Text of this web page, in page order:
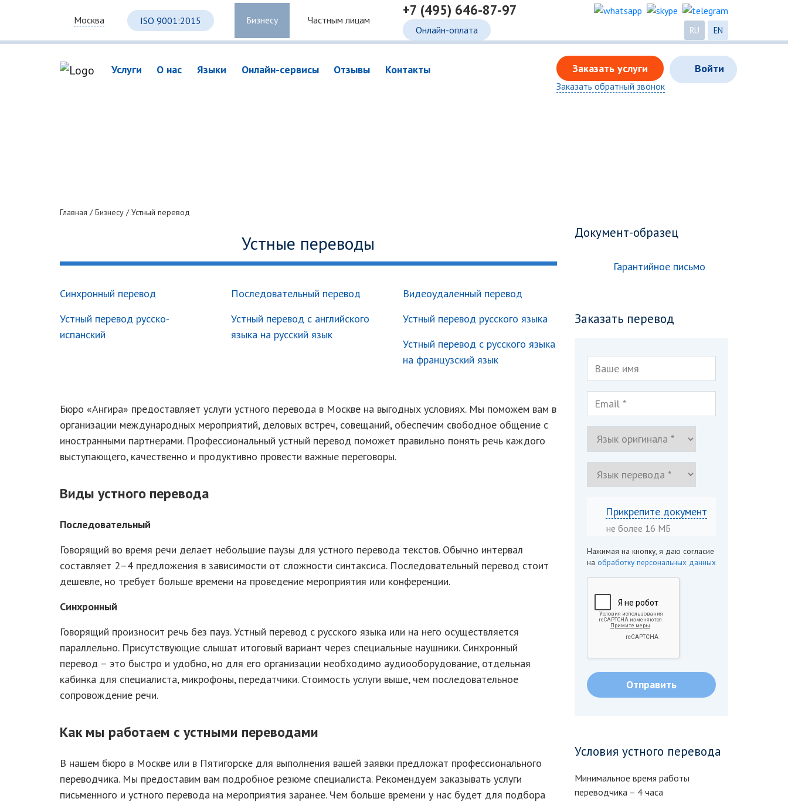
Москва ISO 9001:2015 Бизнесу Частным лицам
+7 (495) 646-87-97
Онлайн-оплата RU EN
Услуги О нас Языки Онлайн-сервисы Отзывы Контакты Заказать услуги Войти
Заказать обратный звонок
Главная /Бизнесу /Устный перевод
Устные переводы
Синхронный перевод
Устный перевод русско-
испанский
Последовательный перевод
Устный перевод с английского
языка на русский язык
Видеоудаленный перевод
Устный перевод русского языка
Устный перевод с русского языка
на французский язык
Бюро «Ангира» предоставляет услуги устного перевода в Москве на выгодных условиях. Мы поможем вам в
организации международных мероприятий, деловых встреч, совещаний, обеспечим свободное общение с
иностранными партнерами. Профессиональный устный перевод поможет правильно понять речь каждого
выступающего, качественно и продуктивно провести важные переговоры.
Виды устного перевода
Последовательный
Говорящий во время речи делает небольшие паузы для устного перевода текстов. Обычно интервал
составляет 2–4 предложения в зависимости от сложности синтаксиса. Последовательный перевод стоит
дешевле, но требует больше времени на проведение мероприятия или конференции.
Синхронный
Говорящий произносит речь без пауз. Устный перевод с русского языка или на него осуществляется
параллельно. Присутствующие слышат итоговый вариант через специальные наушники. Синхронный
перевод – это быстро и удобно, но для его организации необходимо аудиооборудование, отдельная
кабинка для специалиста, микрофоны, передатчики. Стоимость услуги выше, чем последовательное
сопровождение речи.
Как мы работаем с устными переводами
В нашем бюро в Москве или в Пятигорске для выполнения вашей заявки предложат профессионального
переводчика. Мы предоставим вам подробное резюме специалиста. Рекомендуем заказывать услуги
письменного и устного перевода на мероприятия заранее. Чем больше времени у нас будет для подбора
Документ-образец
Гарантийное письмо
Заказать перевод
Прикрепите документ
не более 16 МБ
Нажимая на кнопку, я даю согласие
на обработку персональных данных
Условия устного перевода
Минимальное время работы
переводчика – 4 часа